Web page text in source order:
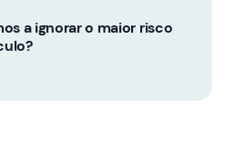
a ignorar o maior risco